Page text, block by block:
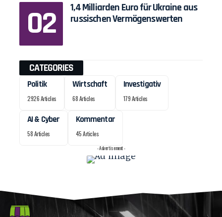
1,4 Milliarden Euro für Ukraine aus
russischen Vermögenswerten
CATEGORIES
Politik
2926 Articles
Wirtschaft
68 Articles
Investigativ
179 Articles
AI & Cyber
58 Articles
Kommentar
45 Articles
- Advertisement -